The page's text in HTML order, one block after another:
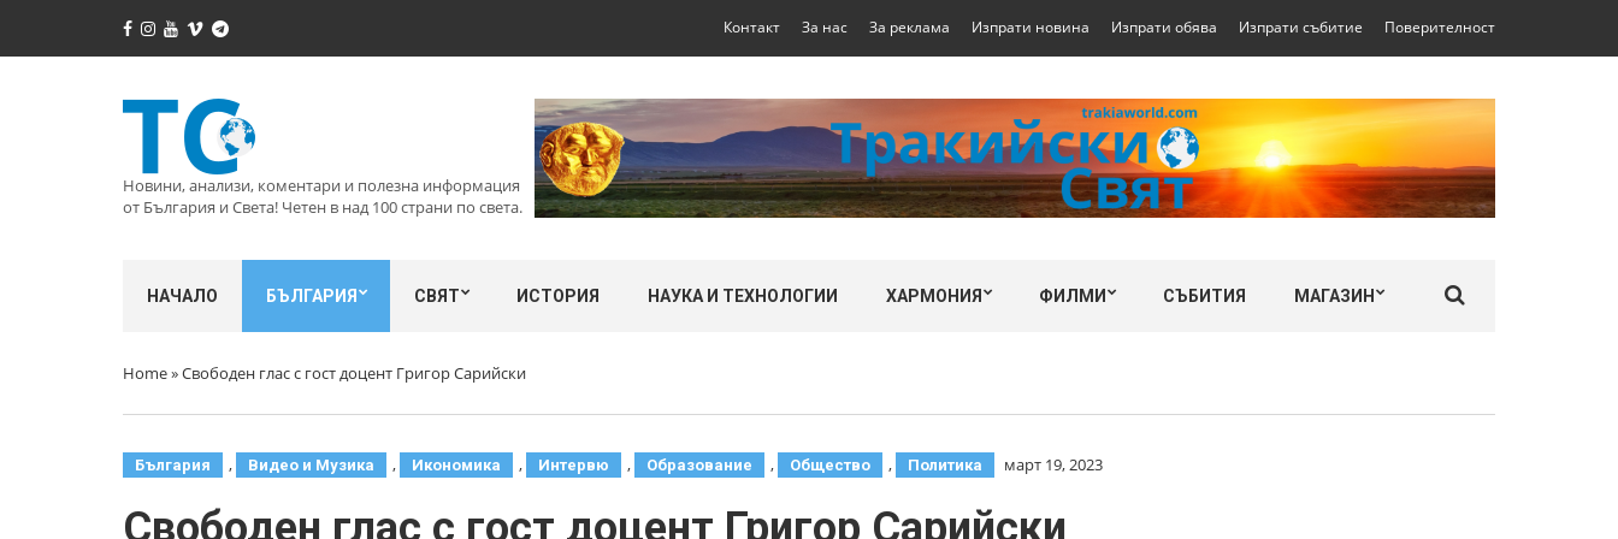
Контакт За нас За реклама Изпрати новина Изпрати обява Изпрати събитие Поверителност
Новини, анализи, коментари и полезна информация
от България и Света! Четен в над 100 страни по света.
НАЧАЛО БЪЛГАРИЯ СВЯТ ИСТОРИЯ НАУКА И ТЕХНОЛОГИИ ХАРМОНИЯ ФИЛМИ СЪБИТИЯ МАГАЗИН
Home»Свободен глас с гост доцент Григор Сарийски
България , Видео и Музика , Икономика , Интервю , Образование , Общество , Политика март 19, 2023
Свободен глас с гост доцент Григор Сарийски